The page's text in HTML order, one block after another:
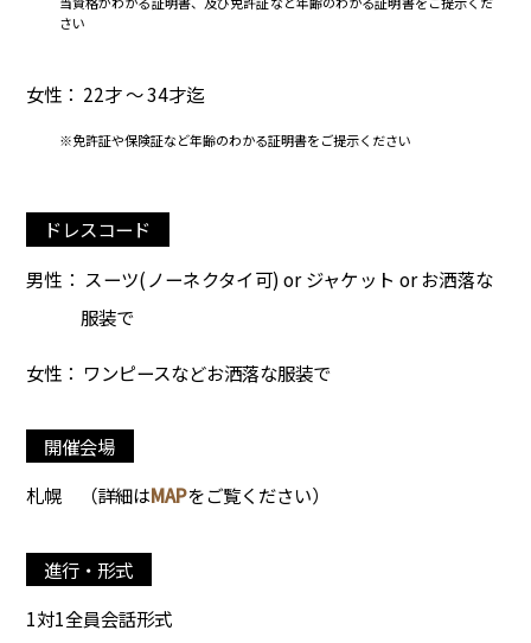
さい
女性： 22才 ～ 34才迄
※免許証や保険証など年齢のわかる証明書をご提示ください
ドレスコード
男性： スーツ(ノーネクタイ可) or ジャケット or お洒落な
服装で
女性： ワンピースなどお洒落な服装で
開催会場
札幌
（詳細はMAPをご覧ください）
進行・形式
1対1全員会話形式